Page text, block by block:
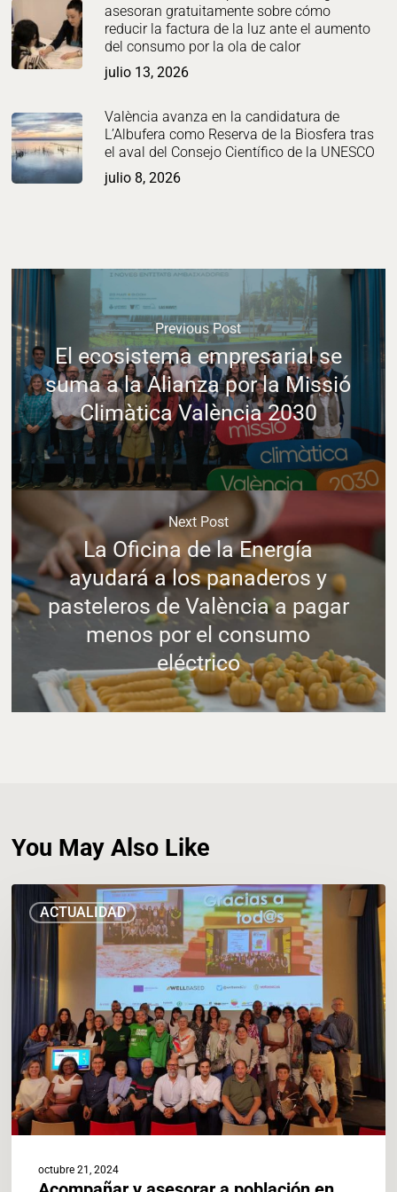
asesoran gratuitamente sobre cómo
reducir la factura de la luz ante el aumento
del consumo por la ola de calor
julio 13, 2026
València avanza en la candidatura de
L’Albufera como Reserva de la Biosfera tras
el aval del Consejo Científico de la UNESCO
julio 8, 2026
Previous Post
El ecosistema empresarial se
suma a la Alianza por la Missió
Climàtica València 2030
Next Post
La Oficina de la Energía
ayudará a los panaderos y
pasteleros de València a pagar
menos por el consumo
eléctrico
You May Also Like
ACTUALIDAD
Acompañar
asesorar
población
situación
vulnerabilidad
energética
mejora
su
bienestar
octubre 21, 2024